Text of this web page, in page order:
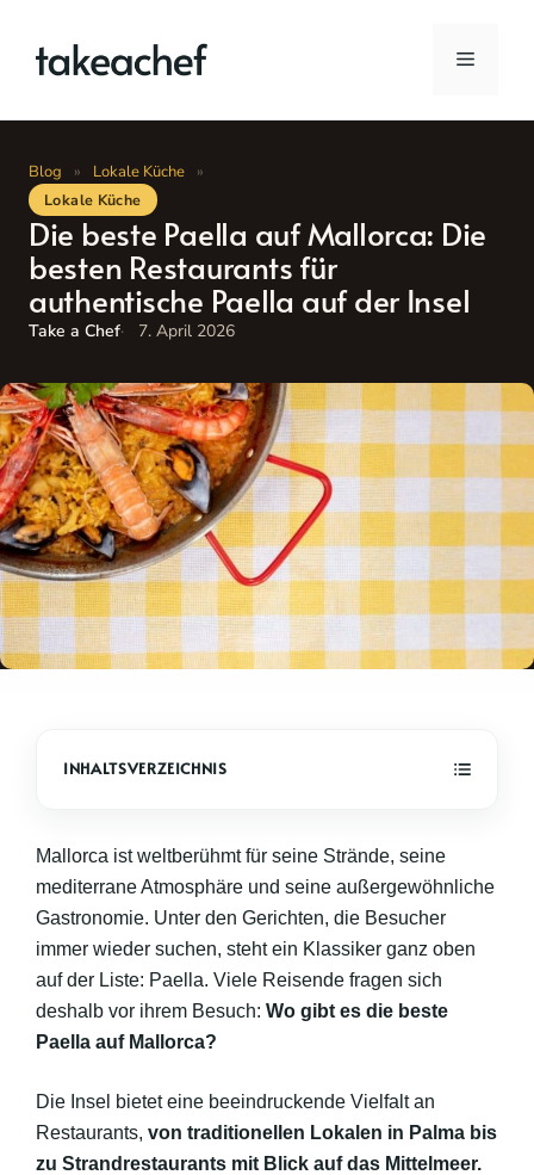
Inhalt
springen
Menü
Blog » Lokale Küche »
Lokale Küche
Die beste Paella auf Mallorca: Die
besten Restaurants für
authentische Paella auf der Insel
Take a Chef 7. April 2026
Mallorca ist weltberühmt für seine Strände, seine
mediterrane Atmosphäre und seine außergewöhnliche
Gastronomie. Unter den Gerichten, die Besucher
immer wieder suchen, steht ein Klassiker ganz oben
auf der Liste: Paella. Viele Reisende fragen sich
deshalb vor ihrem Besuch: Wo gibt es die beste
Paella auf Mallorca?
Die Insel bietet eine beeindruckende Vielfalt an
Restaurants, von traditionellen Lokalen in Palma bis
zu Strandrestaurants mit Blick auf das Mittelmeer.